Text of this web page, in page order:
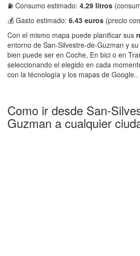
⛽ Consumo estimado: 4.29 litros
💰 Gasto estimado: 6.43 euros (precio
Con el mismo mapa puede planificar sus
entorno de San-Silvestre-de-Guzman y
bien puede ser en Coche, En bici o en
seleccionando el elegido en cada
con la técnología y los mapas de Google..
Como ir desde San-
Guzman a cualquier